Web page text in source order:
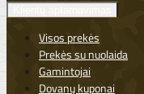
Visos prekės
Prekės su nuolaida
Gamintojai
Dovanų kuponai